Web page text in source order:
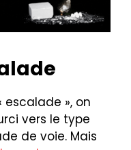
», on
vers le type
de voie. Mais